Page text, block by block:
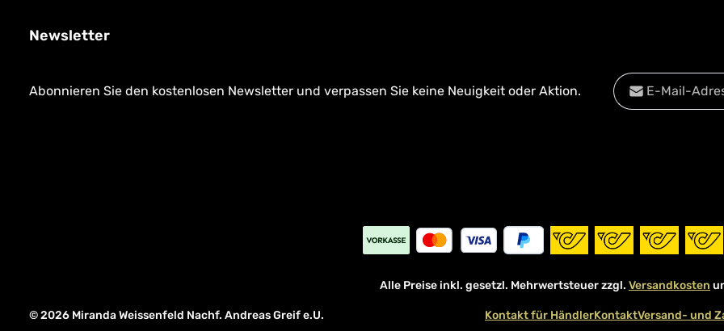
Newsletter
Abonnieren Sie den kostenlosen Newsletter und verpassen Sie keine Neuigkeit oder Aktion.
E-Mail-Adresse*
Alle Preise inkl. gesetzl. Mehrwertsteuer zzgl. Versandkosten
© 2026 Miranda Weissenfeld Nachf. Andreas Greif e.U. Kontakt für HändlerKontaktVersand- und